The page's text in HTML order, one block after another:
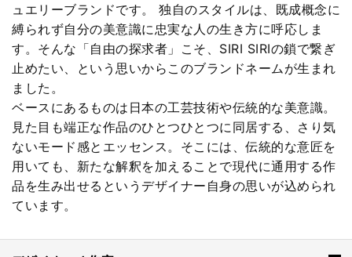
ュエリーブランドです。 独自のスタイルは、既成概念に
縛られず自分の美意識に忠実な人の生き方に呼応しま
す。そんな「自由の探求者」こそ、SIRI SIRIの鎖で繋ぎ
止めたい、という思いからこのブランドネームが生まれ
ました。
ベースにあるものは日本の工芸技術や伝統的な美意識。
見た目も端正な作品のひとつひとつに同居する、さり気
ないモード感とエッセンス。そこには、伝統的な意匠を
用いても、新たな解釈を加えることで現代に通用する作
品を生み出せるというデザイナー自身の思いが込められ
ています。